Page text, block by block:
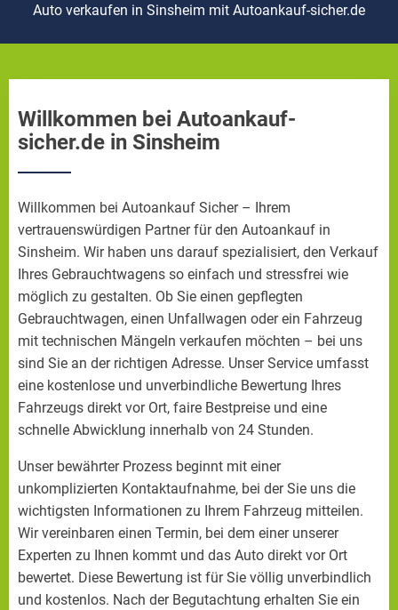
Auto verkaufen in Sinsheim mit Autoankauf-sicher.de
Willkommen bei Autoankauf-
sicher.de in Sinsheim
Willkommen bei Autoankauf Sicher – Ihrem
vertrauenswürdigen Partner für den Autoankauf in
Sinsheim. Wir haben uns darauf spezialisiert, den Verkauf
Ihres Gebrauchtwagens so einfach und stressfrei wie
möglich zu gestalten. Ob Sie einen gepflegten
Gebrauchtwagen, einen Unfallwagen oder ein Fahrzeug
mit technischen Mängeln verkaufen möchten – bei uns
sind Sie an der richtigen Adresse. Unser Service umfasst
eine kostenlose und unverbindliche Bewertung Ihres
Fahrzeugs direkt vor Ort, faire Bestpreise und eine
schnelle Abwicklung innerhalb von 24 Stunden.
Unser bewährter Prozess beginnt mit einer
unkomplizierten Kontaktaufnahme, bei der Sie uns die
wichtigsten Informationen zu Ihrem Fahrzeug mitteilen.
Wir vereinbaren einen Termin, bei dem einer unserer
Experten zu Ihnen kommt und das Auto direkt vor Ort
bewertet. Diese Bewertung ist für Sie völlig unverbindlich
und kostenlos. Nach der Begutachtung erhalten Sie ein